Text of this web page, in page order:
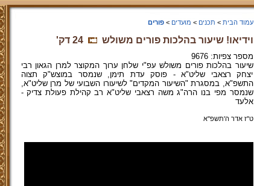
עמוד הבית > תכנים > מועדים >פורים
וידיאו! שיעור בהלכות פורים משולש 24 דק'
מספר צפיות: 9676
שיעור בהלכות פורים משולש עפ"י שלחן ערוך המקוצר למרן הגאון רבי
יצחק רצאבי שליט"א - פוסק עדת תימן, שנמסר במוצש"ק תצוה
התשפ"א, במסגרת "השיעור המקדים" לשיעורו השבועי של מרן שליט"א,
שנמסר מפי בנו הרה"ג משה רצאבי שליט"א רב קהילת פעולת צדיק -
אלעד
ט"ז אדר ה'תשפ''א